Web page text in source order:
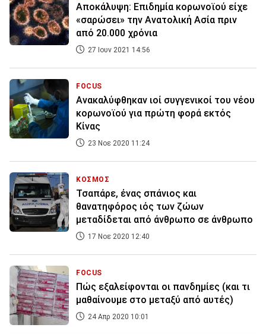
Aποκάλυψη: Επιδημία κορωνοϊού είχε
«σαρώσει» την Ανατολική Ασία πριν
από 20.000 χρόνια
27 Ιουν 2021 14:56
FOCUS
Ανακαλύφθηκαν ιοί συγγενικοί του νέου
κορωνοϊού για πρώτη φορά εκτός
Κίνας
23 Νοε 2020 11:24
ΚΟΣΜΟΣ
Τσαπάρε, ένας σπάνιος και
θανατηφόρος ιός των ζώων
μεταδίδεται από άνθρωπο σε άνθρωπο
17 Νοε 2020 12:40
FOCUS
Πώς εξαλείφονται οι πανδημίες (και τι
μαθαίνουμε στο μεταξύ από αυτές)
24 Απρ 2020 10:01